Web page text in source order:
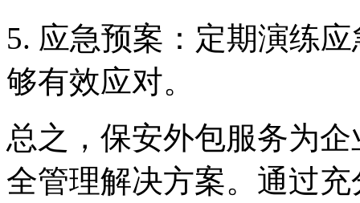
5. 应急预案：定期演练
够有效应对。
总之，保安外包服务为
全管理解决方案。通过